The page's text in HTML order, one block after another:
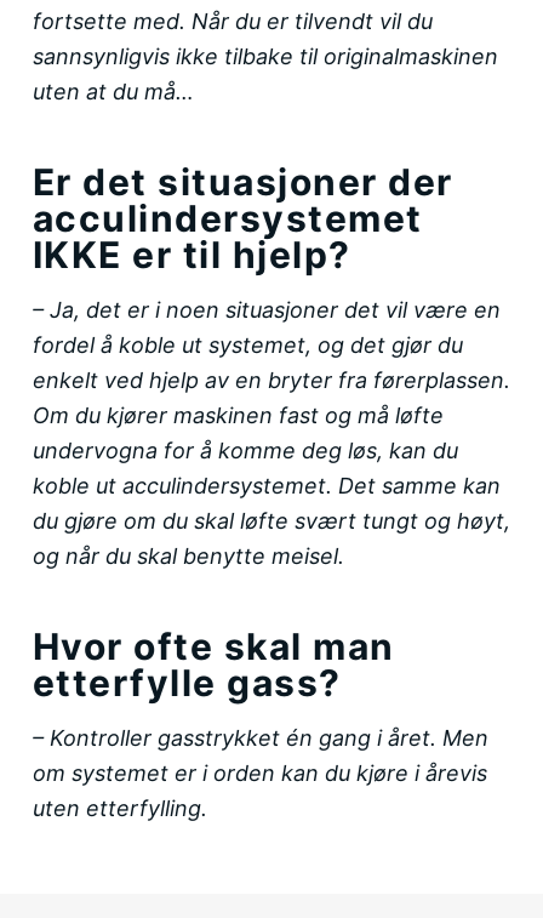
fortsette med. Når du er tilvendt vil du
sannsynligvis ikke tilbake til originalmaskinen
uten at du må…
Er det situasjoner der
acculindersystemet
IKKE er til hjelp?
– Ja, det er i noen situasjoner det vil være en
fordel å koble ut systemet, og det gjør du
enkelt ved hjelp av en bryter fra førerplassen.
Om du kjører maskinen fast og må løfte
undervogna for å komme deg løs, kan du
koble ut acculindersystemet. Det samme kan
du gjøre om du skal løfte svært tungt og høyt,
og når du skal benytte meisel.
Hvor ofte skal man
etterfylle gass?
– Kontroller gasstrykket én gang i året. Men
om systemet er i orden kan du kjøre i årevis
uten etterfylling.